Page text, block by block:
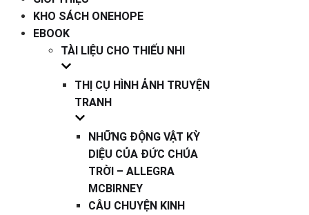
KHO SÁCH ONEHOPE
EBOOK
TÀI LIỆU CHO THIẾU NHI
THỊ CỤ HÌNH ẢNH TRUYỆN
TRANH
NHỮNG ĐỘNG VẬT KỲ
DIỆU CỦA ĐỨC CHÚA
TRỜI – ALLEGRA
MCBIRNEY
CÂU CHUYỆN KINH